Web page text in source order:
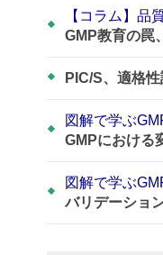
【コラム】品
GMP教育の罠
PIC/S、適格
図解で学ぶ
GMPにおける
図解で学ぶ
バリデーショ